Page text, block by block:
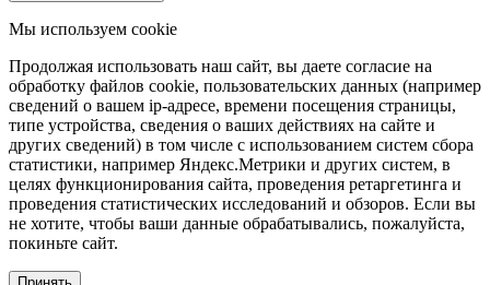
Мы используем cookie
Продолжая использовать наш сайт, вы даете согласие на
обработку файлов cookie, пользовательских данных (например
сведений о вашем ip-адресе, времени посещения страницы,
типе устройства, сведения о ваших действиях на сайте и
других сведений) в том числе с использованием систем сбора
статистики, например Яндекс.Метрики и других систем, в
целях функционирования сайта, проведения ретаргетинга и
проведения статистических исследований и обзоров. Если вы
не хотите, чтобы ваши данные обрабатывались, пожалуйста,
покиньте сайт.